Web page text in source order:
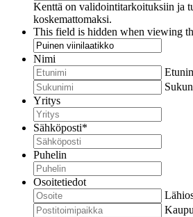
Kenttä on validointitarkoituksiin ja
koskemattomaksi.
This field is hidden when viewing
Nimi
Yritys
Sähköposti*
Puhelin
Osoitetiedot